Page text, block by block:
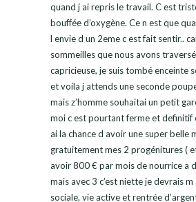
quand j ai repris le travail. C est
bouffée d’oxygène. Ce n est que
l envie d un 2eme c est fait sentir..
sommeilles que nous avons
capricieuse, je suis tombé enceinte
et voila j attends une seconde
mais z’homme souhaitai un petit
moi c est pourtant ferme et definitif
ai la chance d avoir une super belle
gratuitement mes 2 progénitures (
avoir 800 € par mois de nourrice a
mais avec 3 c’est niette je devrais
sociale, vie active et rentrée